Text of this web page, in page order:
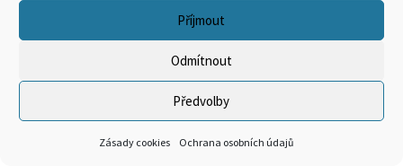
Příjmout
Odmítnout
Předvolby
Zásady cookies Ochrana osobních údajů
0